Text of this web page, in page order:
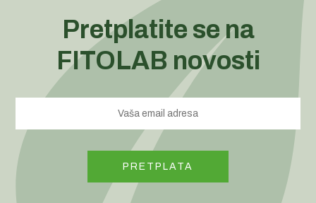
Pretplatite se na
FITOLAB novosti